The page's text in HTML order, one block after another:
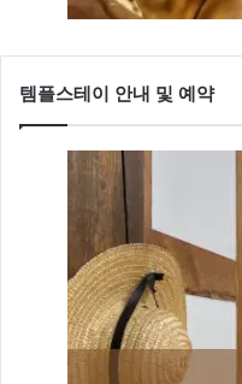
템플스테이 안내 및 예약